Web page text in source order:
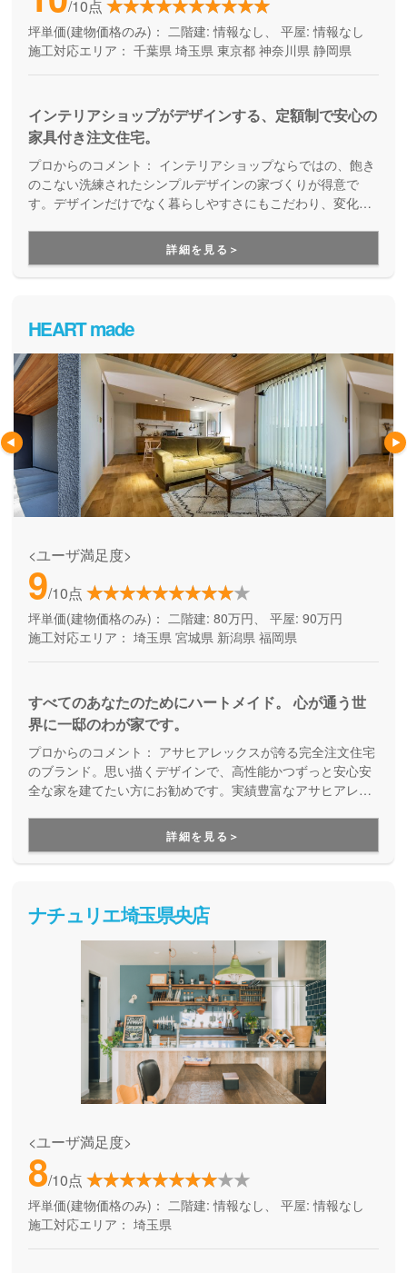
/10点
坪単価(建物価格のみ)： 二階建: 情報なし、 平屋: 情報なし
施工対応エリア： 千葉県 埼玉県 東京都 神奈川県 静岡県
インテリアショップがデザインする、定額制で安心の
家具付き注文住宅。
プロからのコメント：
のこない洗練されたシンプルデザインの家づくりが得意で
す。デザインだけでなく暮らしやすさにもこだわり、変化し
心設計」を提案してくれます。
詳細を見る＞
HEART made
<ユーザ満足度>
9/10点
坪単価(建物価格のみ)： 二階建: 80万円、 平屋: 90万円
施工対応エリア： 埼玉県 宮城県 新潟県 福岡県
すべてのあなたのためにハートメイド。 心が通う世
界に一邸のわが家です。
プロからのコメント：
のブランド。思い描くデザインで、高性能かつずっと安心安
全な家を建てたい方にお勧めです。実績豊富なアサヒアレッ
トしてくれる、わがままな家づくりが叶います。
詳細を見る＞
ナチュリエ埼玉県央店
<ユーザ満足度>
8/10点
坪単価(建物価格のみ)： 二階建: 情報なし、 平屋: 情報なし
施工対応エリア： 埼玉県